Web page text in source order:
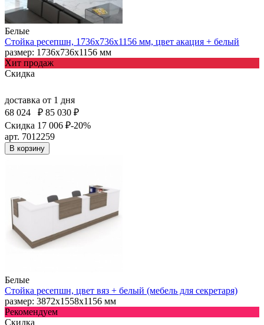
Белые
Стойка ресепшн, 1736х736х1156 мм, цвет акация + белый
размер: 1736х736х1156 мм
Хит продаж
Скидка
доставка от 1 дня
68 024
₽ 85 030 ₽
Скидка 17 006 ₽-20%
арт. 7012259
В корзину
Белые
Стойка ресепшн, цвет вяз + белый (мебель для секретаря)
размер: 3872х1558х1156 мм
Рекомендуем
Скидка